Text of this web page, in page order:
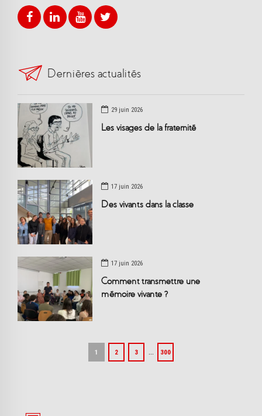
Dernières actualités
29 juin 2026
Les visages de la fraternité
17 juin 2026
Des vivants dans la classe
17 juin 2026
Comment transmettre une
mémoire vivante ?
1 2 3 … 300